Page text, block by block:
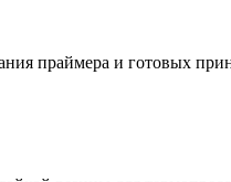
праймера и готовых